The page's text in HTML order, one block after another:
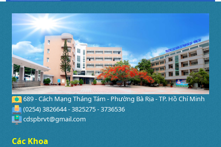
689 - Cách Mạng Tháng Tám - Phường Bà Rịa - TP. Hồ Chí Minh
(0254) 3826644 - 3825275 - 3736536
cdspbrvt@gmail.com
Các Khoa